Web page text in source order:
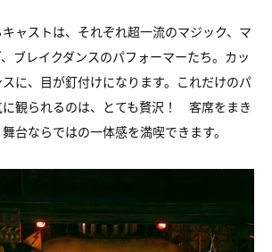
ャストは、それぞれ超一流のマジック、マ
ブレイクダンスのパフォーマーたち。カッ
に、目が釘付けになります。これだけのパ
に観られるのは、とても贅沢！ 客席をまき
台ならではの一体感を満喫できます。